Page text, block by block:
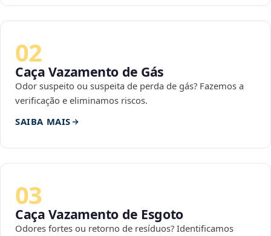
02
Caça Vazamento de Gás
Odor suspeito ou suspeita de perda de gás? Fazemos a
verificação e eliminamos riscos.
SAIBA MAIS
03
Caça Vazamento de Esgoto
Odores fortes ou retorno de resíduos? Identificamos